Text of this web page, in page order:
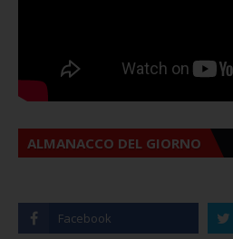
ALMANACCO DEL GIORNO